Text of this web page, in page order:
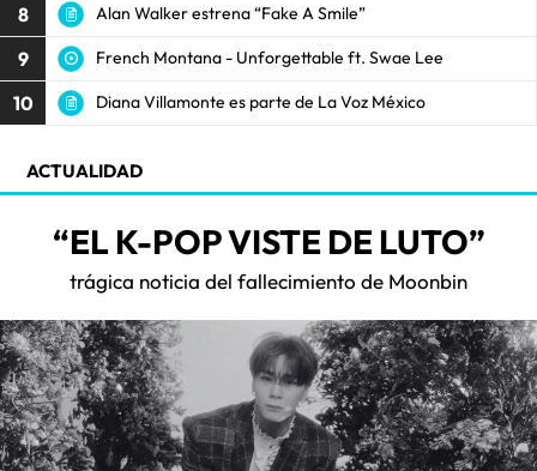
8 Alan Walker estrena “Fake A Smile”
9 French Montana - Unforgettable ft. Swae Lee
10 Diana Villamonte es parte de La Voz México
ACTUALIDAD
“EL K-POP VISTE DE LUTO”
trágica noticia del fallecimiento de Moonbin